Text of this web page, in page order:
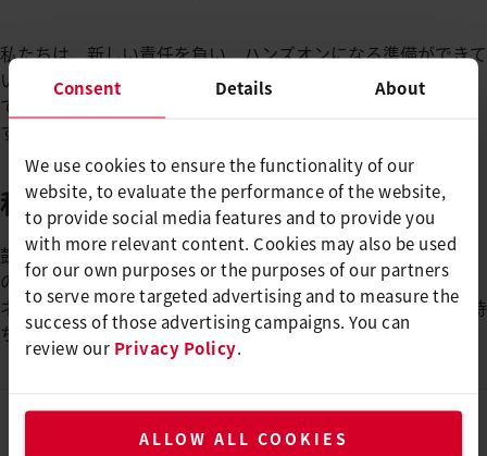
Consent Details About
We use cookies to ensure the functionality of our
website, to evaluate the performance of the website,
to provide social media features and to provide you
with more relevant content. Cookies may also be used
for our own purposes or the purposes of our partners
to serve more targeted advertising and to measure the
success of those advertising campaigns. You can
review our Privacy Policy
ALLOW ALL COOKIES
私たちは、新しい責任を負い、ハンズオンになる準備ができて
いる起業家精神旺盛な方を募集しています。その見返りとし
て、私たちは刺激的な成長とキャリアの機会を提供していま
す。
私たちはあなたを探しています
鼓舞されますか？ その後、当社の広告されているポジション
のいずれかに応募してください。
ネット上に該当する求人がない場合は、自発的なご応募をお待
ちしております。